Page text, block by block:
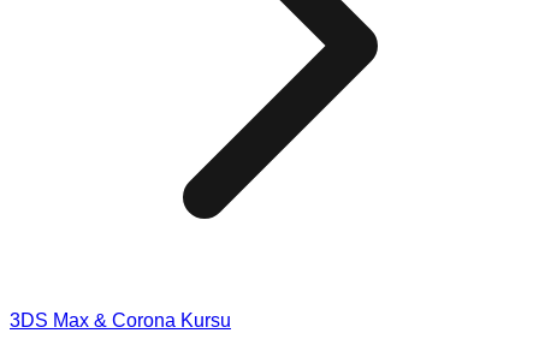
3DS Max & Corona Kursu